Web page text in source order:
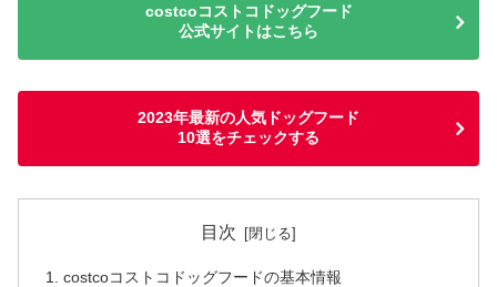
costcoコストコドッグフード
公式サイトはこちら
2023年最新の人気ドッグフード
10選をチェックする
目次
costcoコストコドッグフードの基本情報